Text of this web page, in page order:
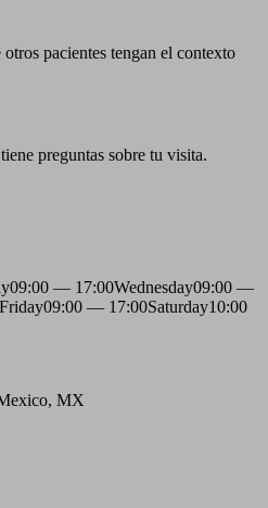
pacientes tengan el contexto
preguntas sobre tu visita.
09:00 — 17:00Wednesday09:00 —
Friday09:00 — 17:00Saturday10:00
MX